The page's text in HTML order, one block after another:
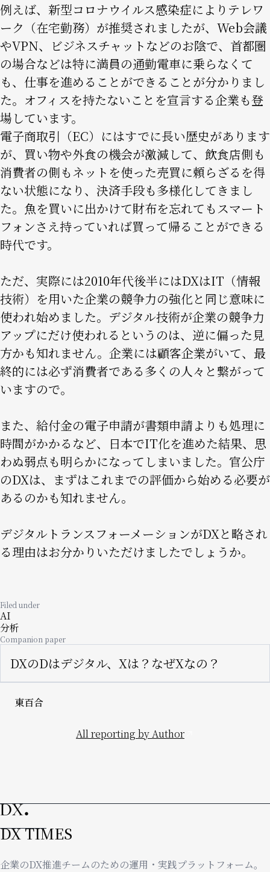
Filed under
AI
分析
Companion paper
DXのDはデジタル、Xは？なぜXなの？
例えば、新型コロナウイルス感染症によりテレワ
ーク（在宅勤務）が推奨されましたが、Web会議
やVPN、ビジネスチャットなどのお陰で、首都圏
の場合などは特に満員の通勤電車に乗らなくて
も、仕事を進めることができることが分かりまし
た。オフィスを持たないことを宣言する企業も登
場しています。
電子商取引（EC）にはすでに長い歴史があります
が、買い物や外食の機会が激減して、飲食店側も
消費者の側もネットを使った売買に頼らざるを得
ない状態になり、決済手段も多様化してきまし
た。魚を買いに出かけて財布を忘れてもスマート
フォンさえ持っていれば買って帰ることができる
時代です。
ただ、実際には2010年代後半にはDXはIT（情報
技術）を用いた企業の競争力の強化と同じ意味に
使われ始めました。デジタル技術が企業の競争力
アップにだけ使われるというのは、逆に偏った見
方かも知れません。企業には顧客企業がいて、最
終的には必ず消費者である多くの人々と繋がって
いますので。
また、給付金の電子申請が書類申請よりも処理に
時間がかかるなど、日本でIT化を進めた結果、思
わぬ弱点も明らかになってしまいました。官公庁
のDXは、まずはこれまでの評価から始める必要が
あるのかも知れません。
デジタルトランスフォーメーションがDXと略され
る理由はお分かりいただけましたでしょうか。
東百合
All reporting by Author
DX TIMES
企業のDX推進チームのための運用・実践プラットフォーム。